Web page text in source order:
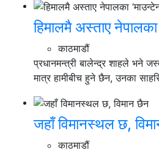
हिमालमै अस्ताए
काठमाडौं
प्रधानमन्त्री बालेन्द्र शाहले भने
मात्र हामीबीच हुने छैन, उनका
जहाँ विमानस्थल छ,
काठमाडौं